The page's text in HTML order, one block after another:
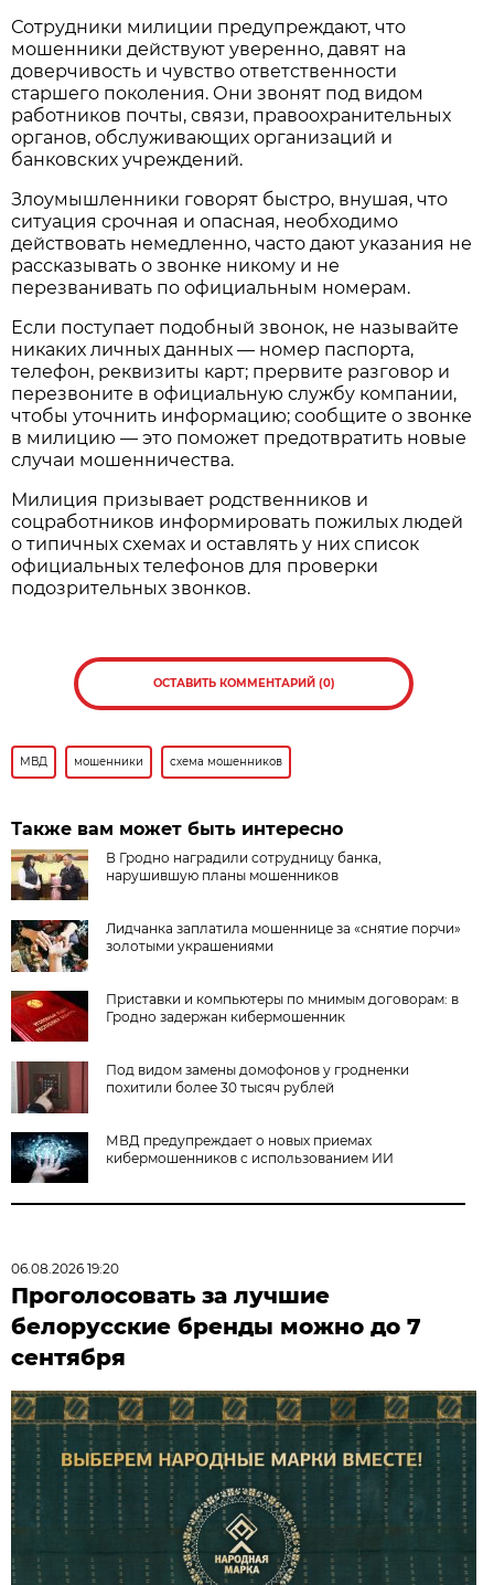
Сотрудники милиции предупреждают, что
мошенники действуют уверенно, давят на
доверчивость и чувство ответственности
старшего поколения. Они звонят под видом
работников почты, связи, правоохранительных
органов, обслуживающих организаций и
банковских учреждений.
Злоумышленники говорят быстро, внушая, что
ситуация срочная и опасная, необходимо
действовать немедленно, часто дают указания не
рассказывать о звонке никому и не
перезванивать по официальным номерам.
Если поступает подобный звонок, не называйте
никаких личных данных — номер паспорта,
телефон, реквизиты карт; прервите разговор и
перезвоните в официальную службу компании,
чтобы уточнить информацию; сообщите о звонке
в милицию — это поможет предотвратить новые
случаи мошенничества.
Милиция призывает родственников и
соцработников информировать пожилых людей
о типичных схемах и оставлять у них список
официальных телефонов для проверки
подозрительных звонков.
ОСТАВИТЬ КОММЕНТАРИЙ (0)
МВД мошенники схема мошенников
Также вам может быть интересно
В Гродно наградили сотрудницу банка,
нарушившую планы мошенников
Лидчанка заплатила мошеннице за «снятие порчи»
золотыми украшениями
Приставки и компьютеры по мнимым договорам: в
Гродно задержан кибермошенник
Под видом замены домофонов у гродненки
похитили более 30 тысяч рублей
МВД предупреждает о новых приемах
кибермошенников с использованием ИИ
06.08.2026 19:20
Проголосовать за лучшие
белорусские бренды можно до 7
сентября